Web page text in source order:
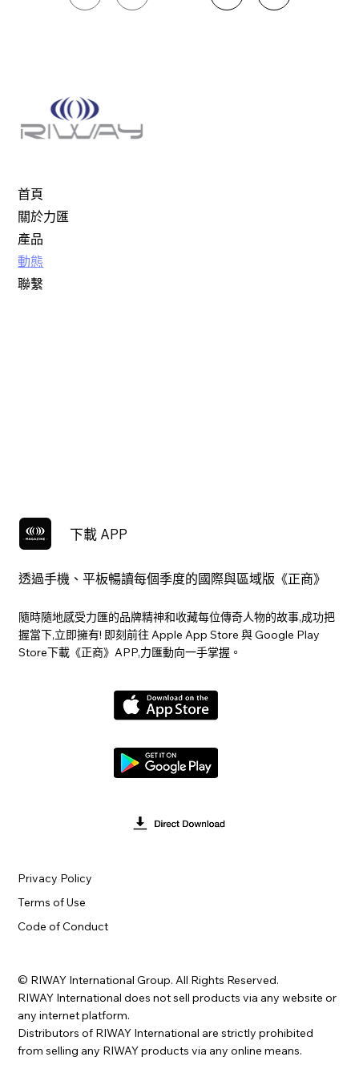
首頁
關於力匯
產品
動態
聯繫
下載 APP
透過手機、平板暢讀每個季度的國際與區域版《正商》
隨時隨地感受力匯的品牌精神和收藏每位傳奇人物的故事,成功把
握當下,立即擁有! 即刻前往 Apple App Store 與 Google Play
Store下載《正商》APP,力匯動向一手掌握。
Terms of Use
Privacy Policy
Code of Conduct
© RIWAY International Group. All Rights Reserved.
RIWAY International does not sell products via any website or
any internet platform.
Distributors of RIWAY International are strictly prohibited
from selling any RIWAY products via any online means.